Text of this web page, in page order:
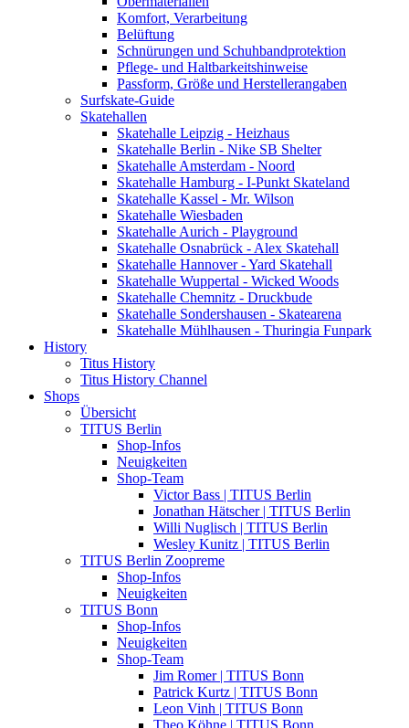
Komfort, Verarbeitung
Belüftung
Schnürungen und Schuhbandprotektion
Pflege- und Haltbarkeitshinweise
Passform, Größe und Herstellerangaben
Surfskate-Guide
Skatehallen
Skatehalle Leipzig - Heizhaus
Skatehalle Berlin - Nike SB Shelter
Skatehalle Amsterdam - Noord
Skatehalle Hamburg - I-Punkt Skateland
Skatehalle Kassel - Mr. Wilson
Skatehalle Wiesbaden
Skatehalle Aurich - Playground
Skatehalle Osnabrück - Alex Skatehall
Skatehalle Hannover - Yard Skatehall
Skatehalle Wuppertal - Wicked Woods
Skatehalle Chemnitz - Druckbude
Skatehalle Sondershausen - Skatearena
Skatehalle Mühlhausen - Thuringia Funpark
History
Titus History
Titus History Channel
Shops
Übersicht
TITUS Berlin
Shop-Infos
Neuigkeiten
Shop-Team
Victor Bass | TITUS Berlin
Jonathan Hätscher | TITUS Berlin
Willi Nuglisch | TITUS Berlin
Wesley Kunitz | TITUS Berlin
TITUS Berlin Zoopreme
Shop-Infos
Neuigkeiten
TITUS Bonn
Shop-Infos
Neuigkeiten
Shop-Team
Jim Romer | TITUS Bonn
Patrick Kurtz | TITUS Bonn
Leon Vinh | TITUS Bonn